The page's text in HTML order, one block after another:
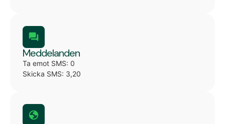
Meddelanden
Ta emot SMS: 0
Skicka SMS: 3,20